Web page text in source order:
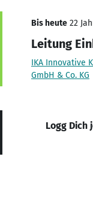
Bis heute 22
Leitung
IKA Innovative
GmbH & Co. KG
Logg Dich